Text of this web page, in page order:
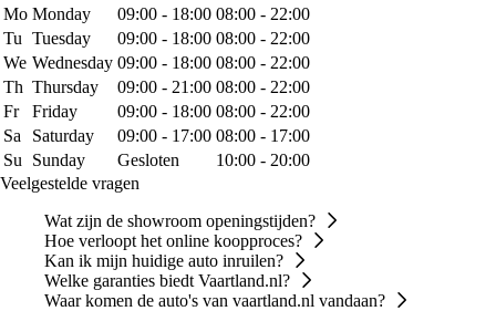
Mo Monday 09:00 - 18:00 08:00 - 22:00
Tu Tuesday 09:00 - 18:00 08:00 - 22:00
We Wednesday 09:00 - 18:00 08:00 - 22:00
Th Thursday 09:00 - 21:00 08:00 - 22:00
Fr
Friday 09:00 - 18:00 08:00 - 22:00
Sa
Saturday 09:00 - 17:00 08:00 - 17:00
Su
Sunday Gesloten
10:00 - 20:00
Veelgestelde vragen
Wat zijn de showroom openingstijden?
Hoe verloopt het online koopproces?
Kan ik mijn huidige auto inruilen?
Welke garanties biedt Vaartland.nl?
Waar komen de auto's van vaartland.nl vandaan?